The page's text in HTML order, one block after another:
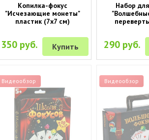
Копилка-фокус
"Исчезающие монеты"
пластик (7х7 см)
350 руб. Купить
Набор
290 руб.
Видеообзор Видеообзор